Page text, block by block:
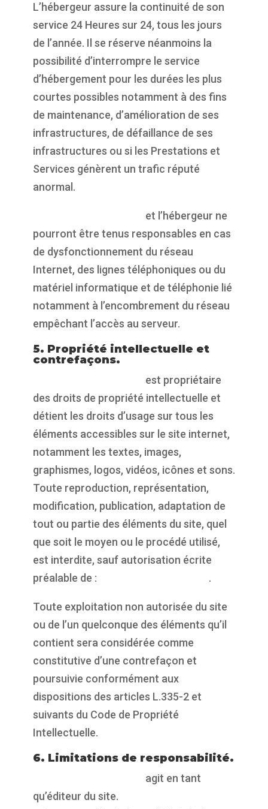
L’hébergeur assure la continuité de son
service 24 Heures sur 24, tous les jours
de l’année. Il se réserve néanmoins la
possibilité d’interrompre le service
d’hébergement pour les durées les plus
courtes possibles notamment à des fins
de maintenance, d’amélioration de ses
infrastructures, de défaillance de ses
infrastructures ou si les Prestations et
Services génèrent un trafic réputé
anormal.
et l’hébergeur ne
pourront être tenus responsables en cas
de dysfonctionnement du réseau
Internet, des lignes téléphoniques ou du
matériel informatique et de téléphonie lié
notamment à l’encombrement du réseau
empêchant l’accès au serveur.
5. Propriété intellectuelle et
contrefaçons.
est propriétaire
des droits de propriété intellectuelle et
détient les droits d’usage sur tous les
éléments accessibles sur le site internet,
notamment les textes, images,
graphismes, logos, vidéos, icônes et sons.
Toute reproduction, représentation,
modification, publication, adaptation de
tout ou partie des éléments du site, quel
que soit le moyen ou le procédé utilisé,
est interdite, sauf autorisation écrite
préalable de :
.
Toute exploitation non autorisée du site
ou de l’un quelconque des éléments qu’il
contient sera considérée comme
constitutive d’une contrefaçon et
poursuivie conformément aux
dispositions des articles L.335-2 et
suivants du Code de Propriété
Intellectuelle.
6. Limitations de responsabilité.
agit en tant
qu’éditeur du site.